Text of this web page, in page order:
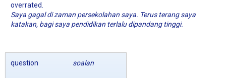
overrated.
Saya gagal di zaman persekolahan saya. Terus terang saya
katakan, bagi saya pendidikan terlalu dipandang tinggi.
question soalan